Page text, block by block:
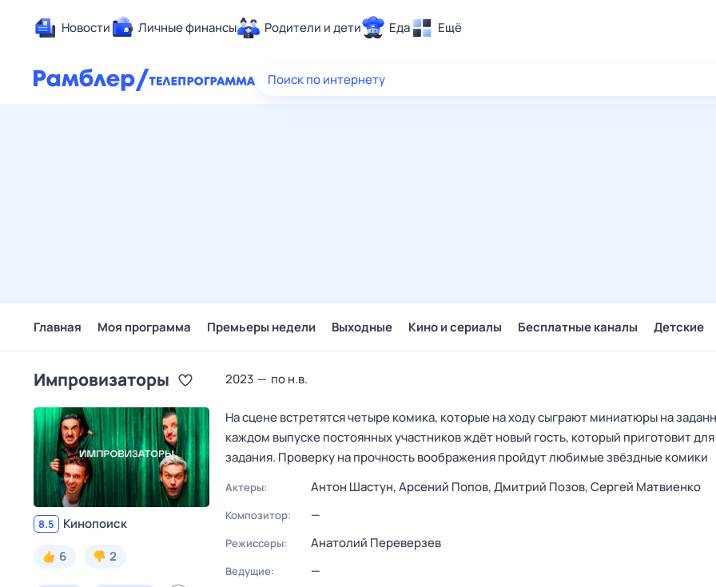
Новости Личные финансы Родители и дети Еда Ещё
Здоровье
Поиск по интернету
Главная Моя программа Премьеры недели Выходные Кино и сериалы Бесплатные каналы Детские
Импровизаторы 2023 — по н.в.
8.5
Кинопоиск
6
2
На сцене встретятся четыре комика, которые на ходу сыграют миниатюры на
каждом выпуске постоянных участников ждёт новый гость, который приготовит
задания. Проверку на прочность воображения пройдут любимые звёздные комики
Актеры: Антон Шастун,Арсений Попов,Дмитрий Позов,Сергей Матвиенко
Композитор: —
Режиссеры: Анатолий Переверзев
Ведущие: —